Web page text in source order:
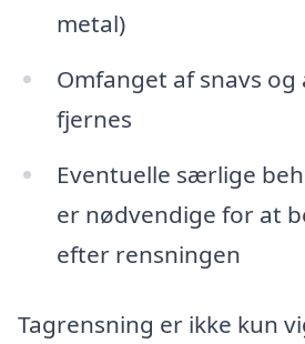
metal)
Omfanget af snavs og
fjernes
Eventuelle særlige
er nødvendige for at
efter rensningen
Tagrensning er ikke kun